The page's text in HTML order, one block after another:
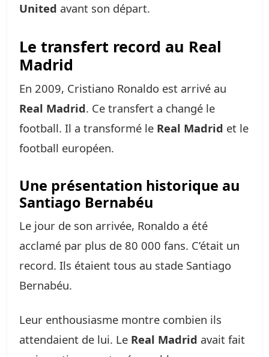
United avant son départ.
Le transfert record au Real
Madrid
En 2009, Cristiano Ronaldo est arrivé au
Real Madrid. Ce transfert a changé le
football. Il a transformé le Real Madrid et le
football européen.
Une présentation historique au
Santiago Bernabéu
Le jour de son arrivée, Ronaldo a été
acclamé par plus de 80 000 fans. C’était un
record. Ils étaient tous au stade Santiago
Bernabéu.
Leur enthousiasme montre combien ils
attendaient de lui. Le Real Madrid avait fait